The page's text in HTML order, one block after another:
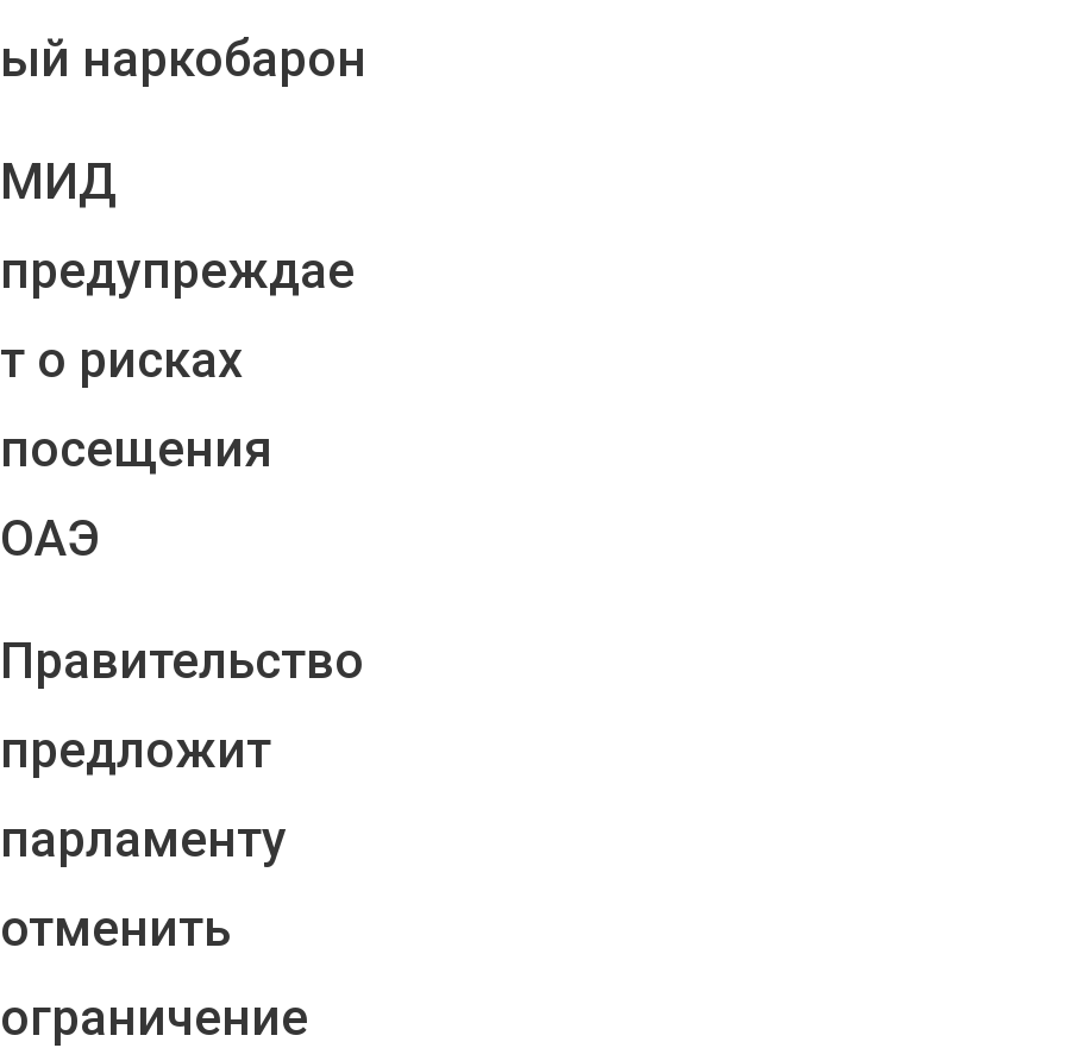
ый наркобарон
МИД
предупреждае
т о рисках
посещения
ОАЭ
Правительство
предложит
парламенту
отменить
ограничение